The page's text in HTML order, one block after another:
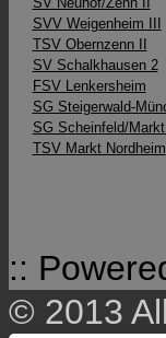
SVV Weigenheim III
TSV Obernzenn II
SV Schalkhausen 2
FSV Lenkersheim
SG Steigerwald-
SG Scheinfeld/
TSV Markt Nordheim
::
© 2013